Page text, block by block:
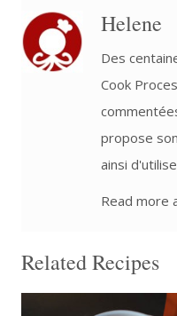
Helene
Des
Cook
propose
ainsi
Read more
Related Recipes